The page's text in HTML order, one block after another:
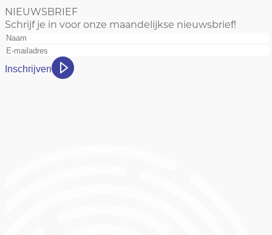
NIEUWSBRIEF
Schrijf je in voor onze maandelijkse nieuwsbrief!
Inschrijven